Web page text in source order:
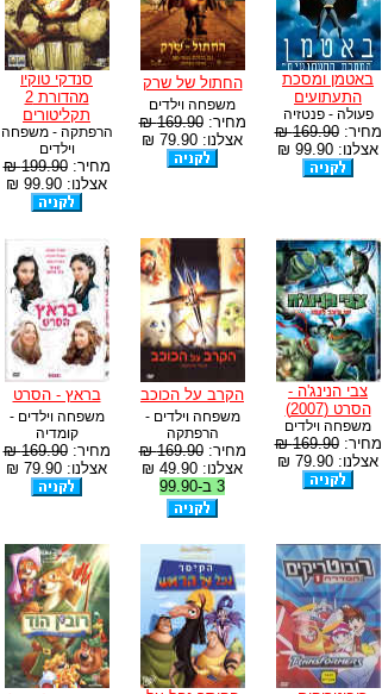
באטמן ומסכת
התעתועים
פעולה - פנטזיה
מחיר:169.90 ₪
אצלנו: 99.90 ₪
החתול של שרק
משפחה וילדים
מחיר:169.90 ₪
אצלנו: 79.90 ₪
סנדקי טוקיו
מהדורת 2
תקליטורים
הרפתקה - משפחה
וילדים
מחיר:199.90 ₪
אצלנו: 99.90 ₪
צבי הנינג'ה -
הסרט (2007)
משפחה וילדים
מחיר:169.90 ₪
אצלנו: 79.90 ₪
הקרב על הכוכב
משפחה וילדים -
הרפתקה
מחיר:169.90 ₪
אצלנו: 49.90 ₪
3 ב-99.90
בראץ - הסרט
משפחה וילדים -
קומדיה
מחיר:169.90 ₪
אצלנו: 79.90 ₪